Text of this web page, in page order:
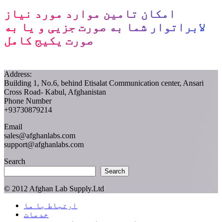
امکان تامین موارد مورد نیاز
لابراتوار شما به صورت جزیی و یا به
صورت یکیج کامل
Address:
Building 1, No.6, behind Etisalat Communication center, Ansari
Cross Road- Kabul, Afghanistan
Phone Number
+93730879214
Email
sales@afghanlabs.com
support@afghanlabs.com
Search
Search
© 2012 Afghan Lab Supply.Ltd
Close
Menu
ارتباط با ما
خدمات